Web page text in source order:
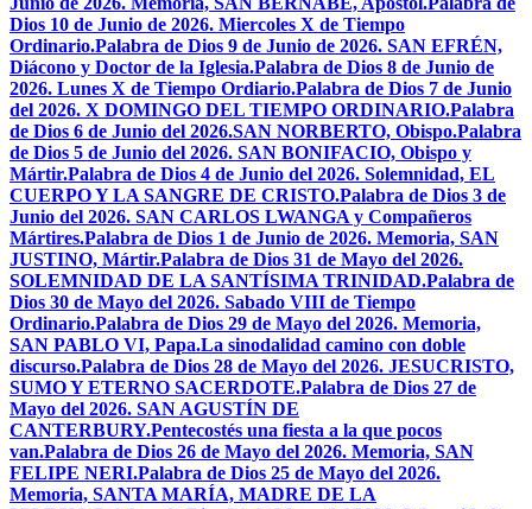
Dios 10 de Junio de 2026. Miercoles X de Tiempo
Ordinario.Palabra de Dios 9 de Junio de 2026. SAN EFRÉN,
Diácono y Doctor de la Iglesia.Palabra de Dios 8 de Junio de
2026. Lunes X de Tiempo Ordiario.Palabra de Dios 7 de Junio
del 2026. X DOMINGO DEL TIEMPO ORDINARIO.Palabra
de Dios 6 de Junio del 2026.SAN NORBERTO, Obispo.Palabra
de Dios 5 de Junio del 2026. SAN BONIFACIO, Obispo y
Mártir.Palabra de Dios 4 de Junio del 2026. Solemnidad, EL
CUERPO Y LA SANGRE DE CRISTO.Palabra de Dios 3 de
Junio del 2026. SAN CARLOS LWANGA y Compañeros
Mártires.Palabra de Dios 1 de Junio de 2026. Memoria, SAN
JUSTINO, Mártir.Palabra de Dios 31 de Mayo del 2026.
SOLEMNIDAD DE LA SANTÍSIMA TRINIDAD.Palabra de
Dios 30 de Mayo del 2026. Sabado VIII de Tiempo
Ordinario.Palabra de Dios 29 de Mayo del 2026. Memoria,
SAN PABLO VI, Papa.La sinodalidad camino con doble
discurso.Palabra de Dios 28 de Mayo del 2026. JESUCRISTO,
SUMO Y ETERNO SACERDOTE.Palabra de Dios 27 de
Mayo del 2026. SAN AGUSTÍN DE
CANTERBURY.Pentecostés una fiesta a la que pocos
van.Palabra de Dios 26 de Mayo del 2026. Memoria, SAN
FELIPE NERI.Palabra de Dios 25 de Mayo del 2026.
Memoria, SANTA MARÍA, MADRE DE LA